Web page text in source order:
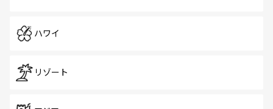
ハワイ
リゾート